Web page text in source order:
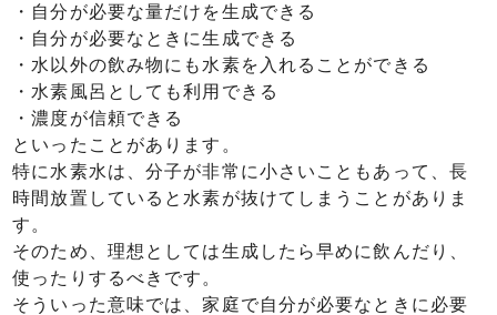
・自分が必要な量だけを生成できる
・自分が必要なときに生成できる
・水以外の飲み物にも水素を入れることができる
・水素風呂としても利用できる
・濃度が信頼できる
といったことがあります。
特に水素水は、分子が非常に小さいこともあって、長
時間放置していると水素が抜けてしまうことがありま
す。
そのため、理想としては生成したら早めに飲んだり、
使ったりするべきです。
そういった意味では、家庭で自分が必要なときに必要